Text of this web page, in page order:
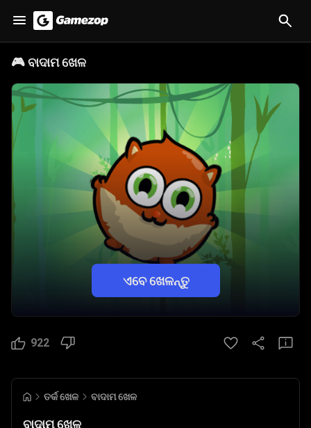
🎮ବାଦାମ ଖେଳ
ଏବେ ଖେଳନ୍ତୁ
922
ତର୍କ ଖେଳ ବାଦାମ ଖେଳ
ବାଦାମ ଖେଳ